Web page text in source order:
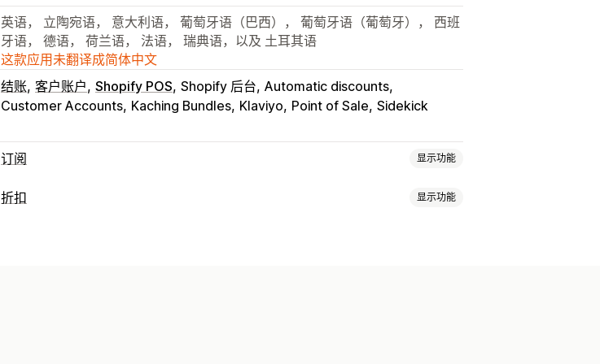
英语， 立陶宛语， 意大利语， 葡萄牙语（巴西）， 葡萄牙语（葡萄牙）， 西班
牙语， 德语， 荷兰语， 法语， 瑞典语，以及 土耳其语
这款应用未翻译成简体中文
结账 客户账户 Shopify POS Shopify 后台 Automatic discounts
Customer Accounts Kaching Bundles Klaviyo Point of Sale Sidekick
订阅 显示功能
订阅类型
折扣 显示功能